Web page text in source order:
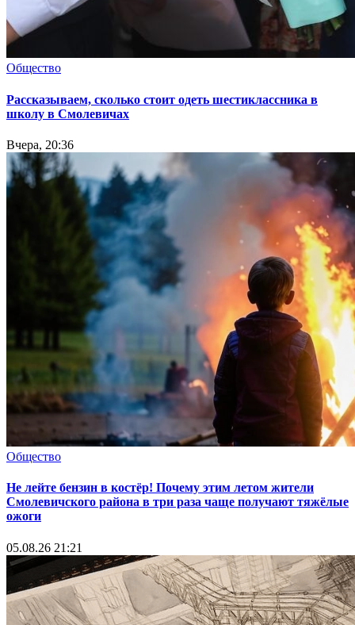
Общество
Рассказываем, сколько стоит одеть шестиклассника в
школу в Смолевичах
Вчера, 20:36
Общество
Не лейте бензин в костёр! Почему этим летом жители
Смолевичского района в три раза чаще получают тяжёлые
ожоги
05.08.26 21:21